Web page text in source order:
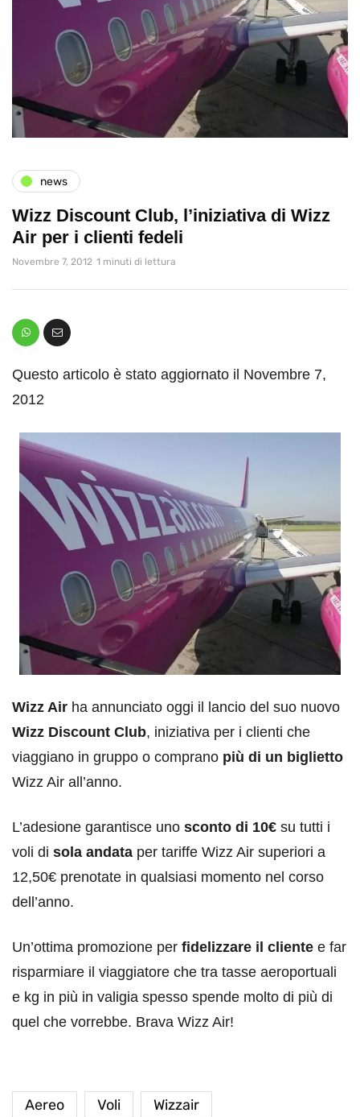
news
Wizz Discount Club, l’iniziativa di Wizz
Air per i clienti fedeli
Novembre 7, 2012 1 minuti di lettura
Questo articolo è stato aggiornato il Novembre 7,
2012
Wizz Air ha annunciato oggi il lancio del suo nuovo
Wizz Discount Club, iniziativa per i clienti che
viaggiano in gruppo o comprano più di un biglietto
Wizz Air all’anno.
L’adesione garantisce uno sconto di 10€ su tutti i
voli di sola andata per tariffe Wizz Air superiori a
12,50€ prenotate in qualsiasi momento nel corso
dell’anno.
Un’ottima promozione per fidelizzare il cliente e far
risparmiare il viaggiatore che tra tasse aeroportuali
e kg in più in valigia spesso spende molto di più di
quel che vorrebbe. Brava Wizz Air!
Aereo Voli Wizzair